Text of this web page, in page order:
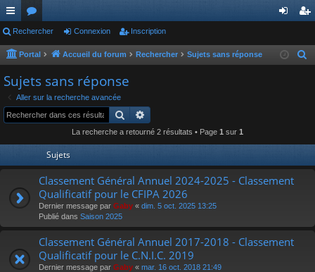
ac
co
ur
ci
s
or
u
s
ne cri
Rechercher Connexion Inscription
Portal Accueil du forum Rechercher Sujets sans réponse
c
Sujets sans réponse
Aller sur la recherche avancée
Rechercher
La recherche a retourné 2 résultats • Page 1 sur 1
Sujets
Classement Général Annuel 2024-2025 - Classement
Qualificatif pour le CFIPA 2026
Dernier message par Gaby « dim. 5 oct. 2025 13:25
Publié dans Saison 2025
Classement Général Annuel 2017-2018 - Classement
Qualificatif pour le C.N.I.C. 2019
Dernier message par Gaby « mar. 16 oct. 2018 21:49